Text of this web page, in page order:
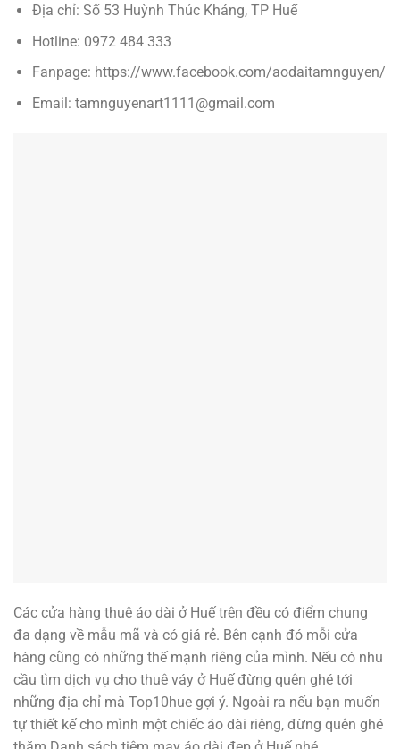
Địa chỉ: Số 53 Huỳnh Thúc Kháng, TP Huế
Hotline: 0972 484 333
Fanpage: https://www.facebook.com/aodaitamnguyen/
Email: tamnguyenart1111@gmail.com
Các cửa hàng thuê áo dài ở Huế trên đều có điểm chung
đa dạng về mẫu mã và có giá rẻ. Bên cạnh đó mỗi cửa
hàng cũng có những thế mạnh riêng của mình. Nếu có nhu
cầu tìm dịch vụ cho thuê váy ở Huế đừng quên ghé tới
những địa chỉ mà Top10hue gợi ý. Ngoài ra nếu bạn muốn
tự thiết kế cho mình một chiếc áo dài riêng, đừng quên ghé